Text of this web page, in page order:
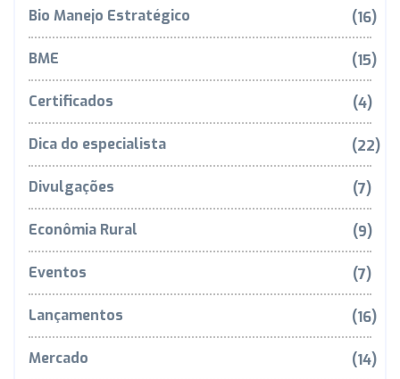
Bio Manejo Estratégico (16)
BME (15)
Certificados (4)
Dica do especialista (22)
Divulgações (7)
Econômia Rural (9)
Eventos (7)
Lançamentos (16)
Mercado (14)